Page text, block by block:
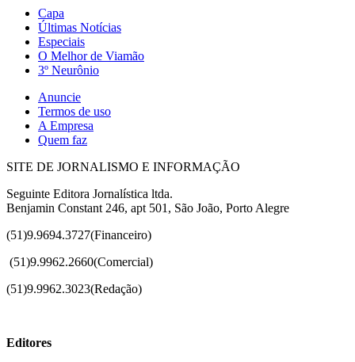
Capa
Últimas Notícias
Especiais
O Melhor de Viamão
3º Neurônio
Anuncie
Termos de uso
A Empresa
Quem faz
SITE DE JORNALISMO E INFORMAÇÃO
Seguinte Editora Jornalística ltda.
Benjamin Constant 246, apt 501, São João, Porto Alegre
(51)9.9694.3727(Financeiro)
(51)9.9962.2660(Comercial)
(51)9.9962.3023(Redação)
Editores